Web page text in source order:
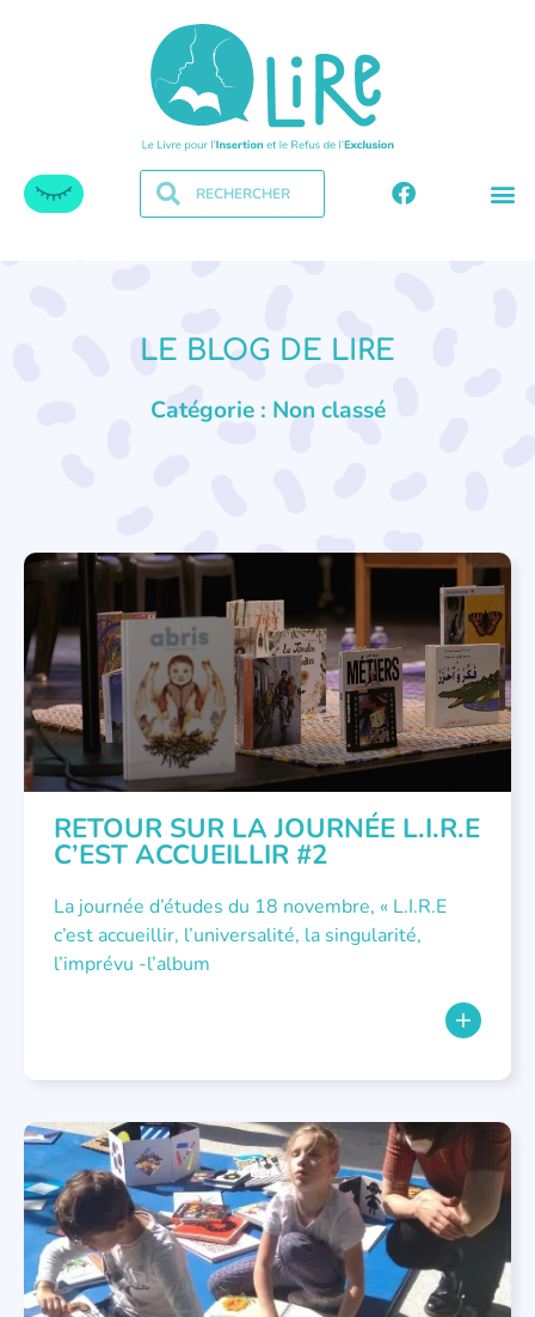
LE BLOG DE LIRE
Catégorie : Non classé
RETOUR SUR LA JOURNÉE L.I.R.E
C’EST ACCUEILLIR #2
La journée d’études du 18 novembre, « L.I.R.E
c’est accueillir, l’universalité, la singularité,
l’imprévu -l’album
NON CLASSÉ